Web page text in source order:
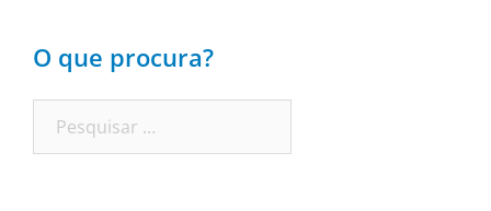
O que procura?
por: